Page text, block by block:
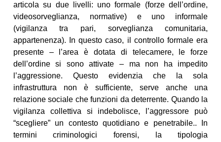
articola su due livelli: uno formale (forze dell’ordine,
videosorveglianza, normative) e uno informale
(vigilanza tra pari, sorveglianza comunitaria,
appartenenza). In questo caso, il controllo formale era
presente – l’area è dotata di telecamere, le forze
dell’ordine si sono attivate – ma non ha impedito
l’aggressione. Questo evidenzia che la sola
infrastruttura non è sufficiente, serve anche una
relazione sociale che funzioni da deterrente. Quando la
vigilanza collettiva si indebolisce, l’aggressore può
“scegliere” un contesto quotidiano e penetrabile.. In
termini criminologici forensi, la tipologia